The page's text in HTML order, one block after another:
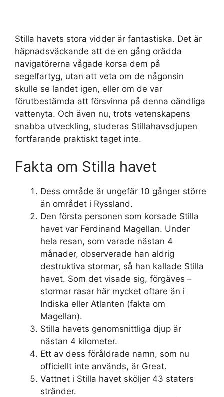
Stilla havets stora vidder är fantastiska. Det är
häpnadsväckande att de en gång orädda
navigatörerna vågade korsa dem på
segelfartyg, utan att veta om de någonsin
skulle se landet igen, eller om de var
förutbestämda att försvinna på denna oändliga
vattenyta. Och även nu, trots vetenskapens
snabba utveckling, studeras Stillahavsdjupen
fortfarande praktiskt taget inte.
Fakta om Stilla havet
Dess område är ungefär 10 gånger större
än området i Ryssland.
Den första personen som korsade Stilla
havet var Ferdinand Magellan. Under
hela resan, som varade nästan 4
månader, observerade han aldrig
destruktiva stormar, så han kallade Stilla
havet. Som det visade sig, förgäves –
stormar rasar här mycket oftare än i
Indiska eller Atlanten (fakta om
Magellan).
Stilla havets genomsnittliga djup är
nästan 4 kilometer.
Ett av dess föråldrade namn, som nu
officiellt inte används, är Great.
Vattnet i Stilla havet sköljer 43 staters
stränder.